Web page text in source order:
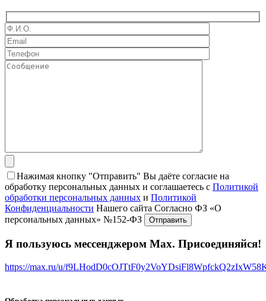
Нажимая кнопку "Отправить" Вы даёте согласие на
обработку персональных данных и соглашаетесь с Политикой
обработки персональных данных и Политикой
Конфиденциальности Нашего сайта Согласно ФЗ «О
персональных данных» №152-ФЗ
Я пользуюсь мессенджером Max. Присоединяйся!
https://max.ru/u/